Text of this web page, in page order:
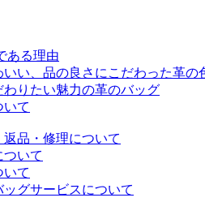
ある理由
い、品の良さにこだわった革の
りたい魅力の革のバッグ
いて
返品・修理について
ついて
いて
グサービスについて